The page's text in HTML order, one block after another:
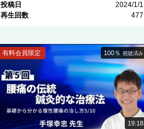
投稿日
2024/1/1
再生回数
477
19:18
100％視聴済み
有料会員限定